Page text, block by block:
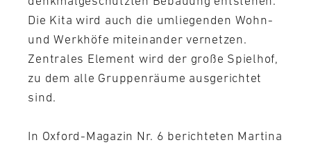
Die Kita wird auch die umliegenden Wohn-
und Werkhöfe miteinander vernetzen.
Zentrales Element wird der große Spielhof,
zu dem alle Gruppenräume ausgerichtet
sind.
In Oxford-Magazin Nr. 6 berichteten Martina